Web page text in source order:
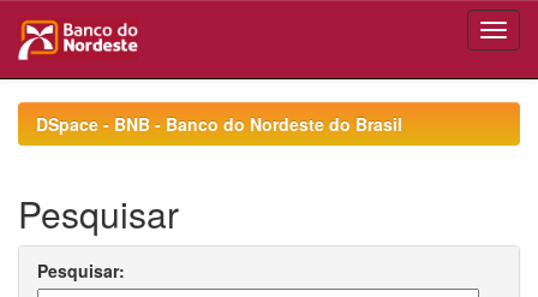
navigationDSpace - BNB - Banco do Nordeste do Brasil
Pesquisar
Pesquisar: